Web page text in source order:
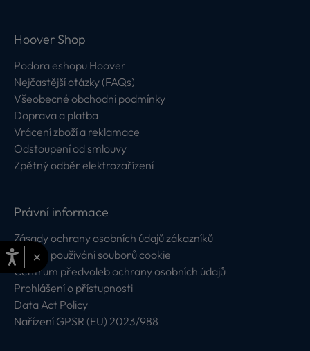
Hoover Shop
Podora eshopu Hoover
Nejčastější otázky (FAQs)
Všeobecné obchodní podmínky
Doprava a platba
Vrácení zboží a reklamace
Odstoupení od smlouvy
Zpětný odběr elektrozařízení
Právní informace
Zásady ochrany osobních údajů zákazníků
Zásady používání souborů cookie
Centrum předvoleb ochrany osobních údajů
Prohlášení o přístupnosti
Data Act Policy
Nařízení GPSR (EU) 2023/988
×